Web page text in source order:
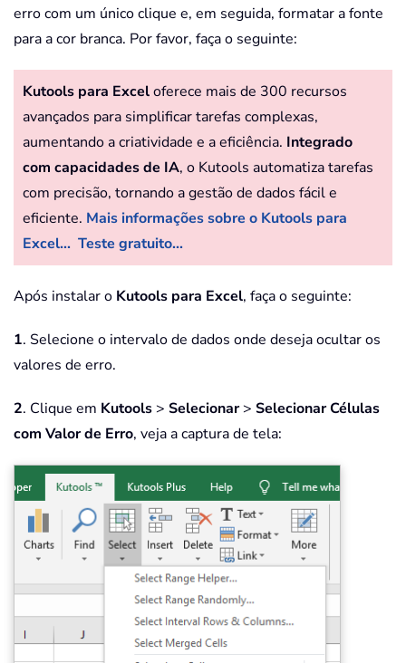
erro com um único clique e, em seguida, formatar a fonte
para a cor branca. Por favor, faça o seguinte:
Kutools para Exceloferece mais de 300 recursos
avançados para simplificar tarefas complexas,
aumentando a criatividade e a eficiência. Integrado
com capacidades de IA, o Kutools automatiza tarefas
com precisão, tornando a gestão de dados fácil e
eficiente. Mais informações sobre o Kutools para
Excel... Teste gratuito...
Após instalar o Kutools para Excel, faça o seguinte:
1. Selecione o intervalo de dados onde deseja ocultar os
valores de erro.
2. Clique em Kutools > Selecionar> Selecionar Células
com Valor de Erro, veja a captura de tela: